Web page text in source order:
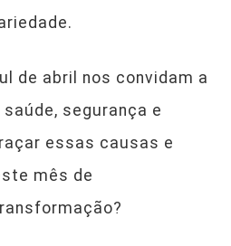
de abril nos convidam a
segurança e
essas causas e
mês de